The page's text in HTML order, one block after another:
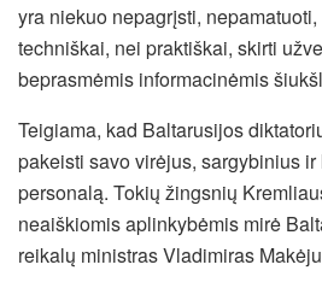
yra niekuo nepagrįsti,
techniškai, nei praktiškai, skirti
beprasmėmis informacinėmis
Teigiama, kad Baltarusijos
pakeisti savo virėjus, sargybinius
personalą. Tokių žingsnių
neaiškiomis aplinkybėmis mirė
reikalų ministras Vladimiras